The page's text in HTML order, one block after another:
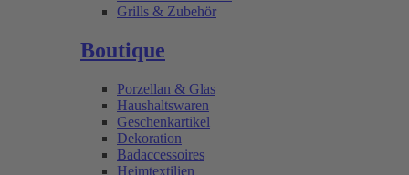
Grills & Zubehör
Boutique
Porzellan & Glas
Haushaltswaren
Geschenkartikel
Dekoration
Badaccessoires
Heimtextilien